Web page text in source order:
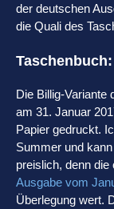
der deutschen
die Quali des
Die Billig-Variante
am 31. Januar
Papier gedruckt.
Summer und
preislich, denn die
Ausgabe vom
Überlegung wert.